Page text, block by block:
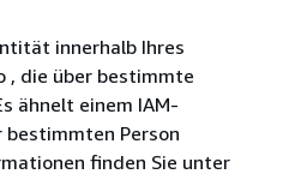
innerhalb Ihres
, die über bestimmte
ähnelt einem IAM-
bestimmten Person
finden Sie unter